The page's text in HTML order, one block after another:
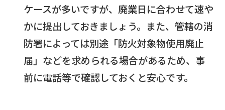
ケースが多いですが、廃業日に合わせて速や
かに提出しておきましょう。また、管轄の消
防署によっては別途「防火対象物使用廃止
届」などを求められる場合があるため、事
前に電話等で確認しておくと安心です。